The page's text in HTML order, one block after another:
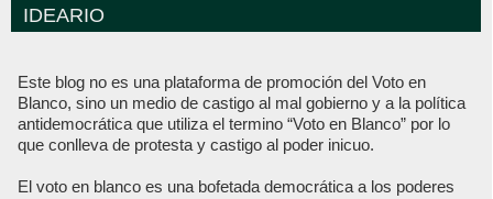
IDEARIO
Este blog no es una plataforma de promoción del Voto en
Blanco, sino un medio de castigo al mal gobierno y a la política
antidemocrática que utiliza el termino “Voto en Blanco” por lo
que conlleva de protesta y castigo al poder inicuo.
El voto en blanco es una bofetada democrática a los poderes